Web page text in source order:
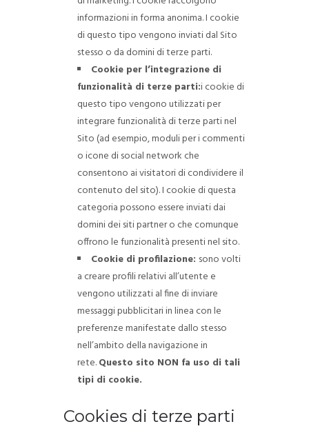
informazioni in forma anonima. I cookie
di questo tipo vengono inviati dal Sito
stesso o da domini di terze parti.
Cookie per l’integrazione di
funzionalità di terze parti:i cookie di
questo tipo vengono utilizzati per
integrare funzionalità di terze parti nel
Sito (ad esempio, moduli per i commenti
o icone di social network che
consentono ai visitatori di condividere il
contenuto del sito). I cookie di questa
categoria possono essere inviati dai
domini dei siti partner o che comunque
offrono le funzionalità presenti nel sito.
Cookie di profilazione: sono volti
a creare profili relativi all’utente e
vengono utilizzati al fine di inviare
messaggi pubblicitari in linea con le
preferenze manifestate dallo stesso
nell’ambito della navigazione in
rete.Questo sito NON fa uso di tali
tipi di cookie.
Cookies di terze parti